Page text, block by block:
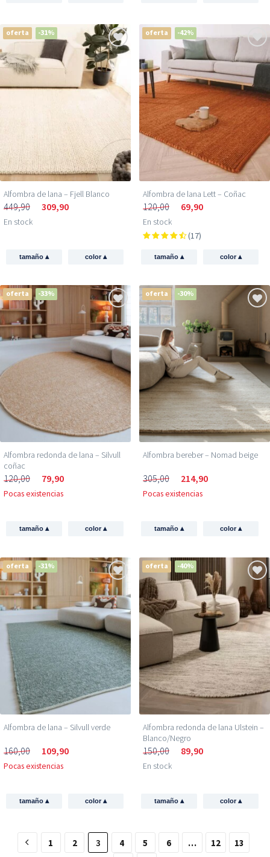
oferta -31%
Alfombra de lana – Fjell Blanco
449,90 309,90
En stock
tamaño ▴ color▴
oferta -42%
Alfombra de lana Lett – Coñac
120,00 69,90
En stock
(17)
tamaño ▴ color▴
oferta -33%
Alfombra redonda de lana – Silvull
coñac
120,00 79,90
Pocas existencias
tamaño ▴ color▴
oferta -30%
Alfombra bereber – Nomad beige
305,00 214,90
Pocas existencias
tamaño ▴ color▴
oferta -31%
Alfombra de lana – Silvull verde
160,00 109,90
Pocas existencias
tamaño ▴ color▴
oferta -40%
Alfombra redonda de lana Ulstein –
Blanco/Negro
150,00 89,90
En stock
tamaño ▴ color▴
1 2 3 4 5 6 … 12
13